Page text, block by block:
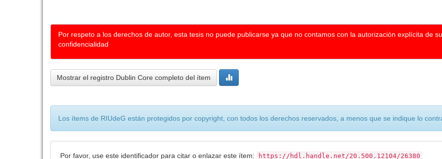
Por respeto a los derechos de autor, esta tesis no puede publicarse ya que no contamos con la autorización explícita de
confidencialidad
Mostrar el registro Dublin Core completo del ítem
Los ítems de RIUdeG están protegidos por copyright, con todos los derechos reservados, a menos que se indique lo
Por favor, use este identificador para citar o enlazar este ítem: https://hdl.handle.net/20.500.12104/26380